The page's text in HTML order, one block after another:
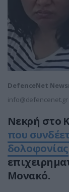
DefenceNet
info@defencenet.gr
Νεκρή στο
που
δολοφονίας
Μονακό.